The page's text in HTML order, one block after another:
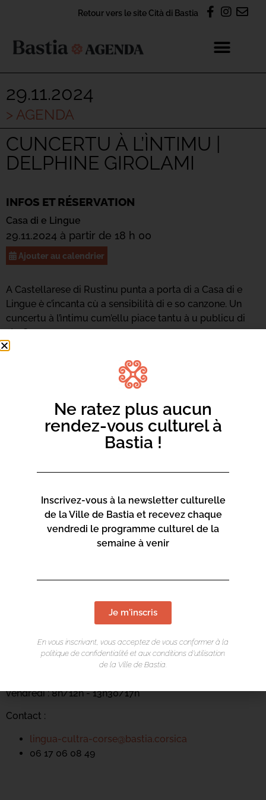
Retour vers le site Cità di Bastia
29.11.2024
> AGENDA
CUNCERTU À L’ÌNTIMU |
DELPHINE GIROLAMI
INFOS ET RÉSERVATION
Casa di e Lingue
29.11.2024 à partir de 18 h 00
Ajouter au calendrier
A Castellarese di Rustinu punta a porta di a Casa di e
Lingue è c’incanta cù a sensibilità di e so canzone. Un
cuncertu à l’ìntimu cum’ellu piace tantu à u publicu di
sta Casa.
LIEU DE L'ÉVÉNEMENT
Carrughju Sant'Anghjuli
vendredi : 8h/12h - 13h30/17h
Contact :
lingua-cultra-corse@bastia.corsica
06 17 06 08 49
Ne ratez plus aucun
rendez-vous culturel à
Bastia !
Inscrivez-vous à la newsletter culturelle
de la Ville de Bastia et recevez chaque
vendredi le programme culturel de la
semaine à venir
Je m'inscris
En vous inscrivant, vous acceptez de vous conformer à la
politique de confidentialité et aux conditions d’utilisation
de la Ville de Bastia.